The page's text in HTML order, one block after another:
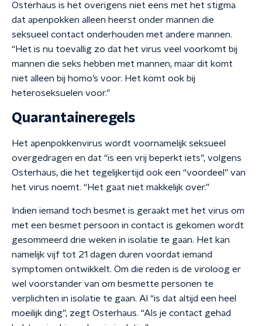
Osterhaus is het overigens niet eens met het stigma
dat apenpokken alleen heerst onder mannen die
seksueel contact onderhouden met andere mannen.
“Het is nu toevallig zo dat het virus veel voorkomt bij
mannen die seks hebben met mannen, maar dit komt
niet alleen bij homo’s voor. Het komt ook bij
heteroseksuelen voor.”
Quarantaineregels
Het apenpokkenvirus wordt voornamelijk seksueel
overgedragen en dat “is een vrij beperkt iets”, volgens
Osterhaus, die het tegelijkertijd ook een “voordeel” van
het virus noemt. “Het gaat niet makkelijk over.”
Indien iemand toch besmet is geraakt met het virus om
met een besmet persoon in contact is gekomen wordt
gesommeerd drie weken in isolatie te gaan. Het kan
namelijk vijf tot 21 dagen duren voordat iemand
symptomen ontwikkelt. Om die reden is de viroloog er
wel voorstander van om besmette personen te
verplichten in isolatie te gaan. Al “is dat altijd een heel
moeilijk ding”, zegt Osterhaus. “Als je contact gehad